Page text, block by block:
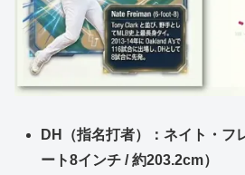
DH（指名打者）：ネイト・フ
ート8インチ / 約203.2cm）